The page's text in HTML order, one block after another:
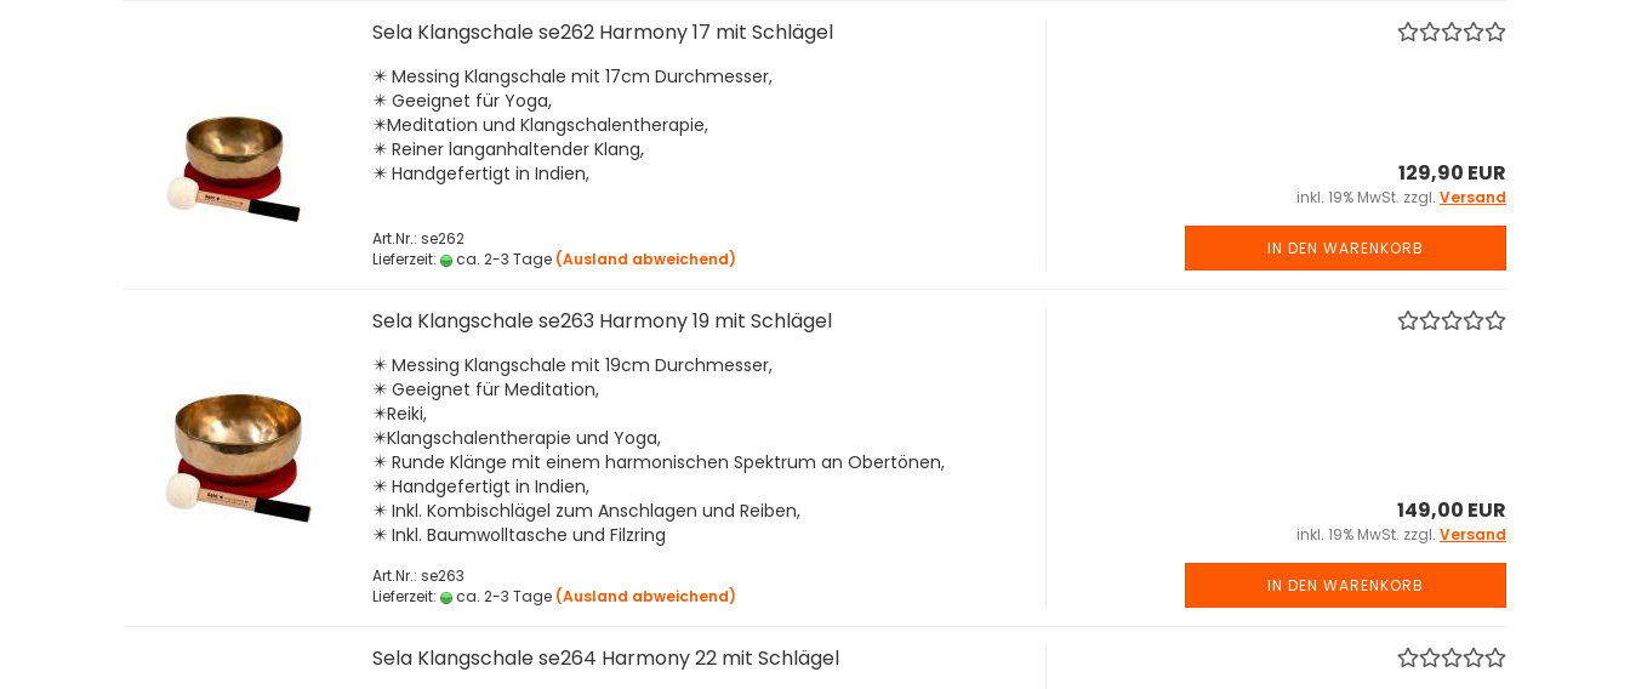
Sela Klangschale se262 Harmony 17 mit Schlägel
✴️ Messing Klangschale mit 17cm Durchmesser,
✴️ Geeignet für Yoga,
✴️Meditation und Klangschalentherapie,
✴️ Reiner langanhaltender Klang,
✴️ Handgefertigt in Indien,
Art.Nr.: se262
Lieferzeit:
ca. 2-3 Tage (Ausland abweichend)
129,90 EUR
inkl. 19% MwSt. zzgl. Versand
IN DEN WARENKORB
Sela Klangschale se263 Harmony 19 mit Schlägel
✴️ Messing Klangschale mit 19cm Durchmesser,
✴️ Geeignet für Meditation,
✴️Reiki,
✴️Klangschalentherapie und Yoga,
✴️ Runde Klänge mit einem harmonischen Spektrum an Obertönen,
✴️ Handgefertigt in Indien,
✴️ Inkl. Kombischlägel zum Anschlagen und Reiben,
✴️ Inkl. Baumwolltasche und Filzring
Art.Nr.: se263
Lieferzeit:
ca. 2-3 Tage (Ausland abweichend)
149,00 EUR
inkl. 19% MwSt. zzgl. Versand
IN DEN WARENKORB
Sela Klangschale se264 Harmony 22 mit Schlägel